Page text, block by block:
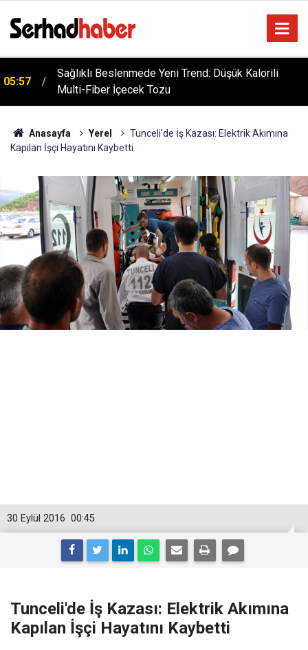
05:57
Sağlıklı Beslenmede Yeni Trend: Düşük Kalorili
Multi-Fiber İçecek Tozu
Anasayfa Yerel
Tunceli'de İş Kazası: Elektrik Akımına
Kapılan İşçi Hayatını Kaybetti
00:45
30 Eylül 2016
Tunceli'de İş Kazası: Elektrik Akımına
Kapılan İşçi Hayatını Kaybetti